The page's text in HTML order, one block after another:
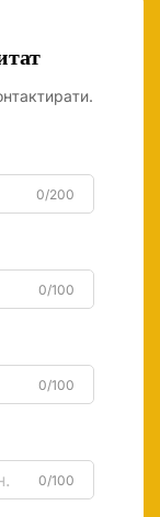
0/200
0/100
0/100
0/100